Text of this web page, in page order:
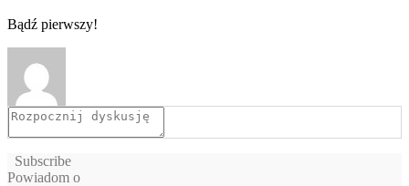
Bądź pierwszy!
Subscribe
Powiadom o